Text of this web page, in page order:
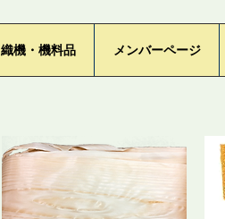
織機・機料品 メンバーページ